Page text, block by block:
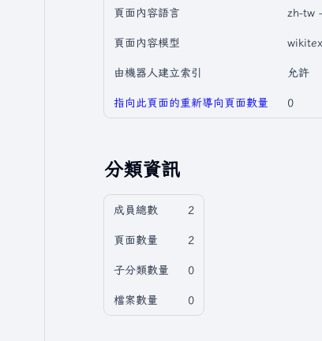
頁面內容語言 zh-tw
頁面內容模型
由機器人建立索引 允許
指向此頁面的重新導向頁面數量 0
分類資訊
成員總數 2
頁面數量 2
子分類數量 0
檔案數量 0